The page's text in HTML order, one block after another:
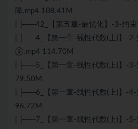
降.mp4 108.41M
| ├──42_【第五章-最优化】-3-约
| ├──4_【第一章-线性代数(上)】-
②.mp4 114.70M
| ├──5_【第一章-线性代数(上)】-
79.50M
| ├──6_【第一章-线性代数(上)】-
96.72M
| ├──7_【第一章-线性代数(上)】-